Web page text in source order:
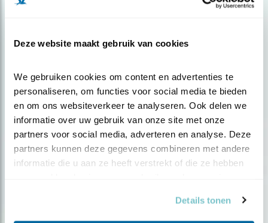
Deze website maakt gebruik van cookies
We gebruiken cookies om content en advertenties te
personaliseren, om functies voor social media te bieden
en om ons websiteverkeer te analyseren. Ook delen we
informatie over uw gebruik van onze site met onze
partners voor social media, adverteren en analyse. Deze
partners kunnen deze gegevens combineren met andere
informatie die u aan ze heeft verstrekt of die ze hebben
Details tonen
over vogels en activiteiten van Vogelbescherming.